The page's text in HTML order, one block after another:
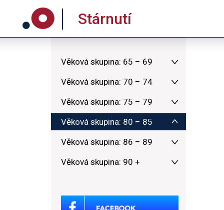
Stárnutí
Věková skupina: 65 – 69
Věková skupina: 70 – 74
Věková skupina: 75 – 79
Věková skupina: 80 – 85
Věková skupina: 86 – 89
Věková skupina: 90 +